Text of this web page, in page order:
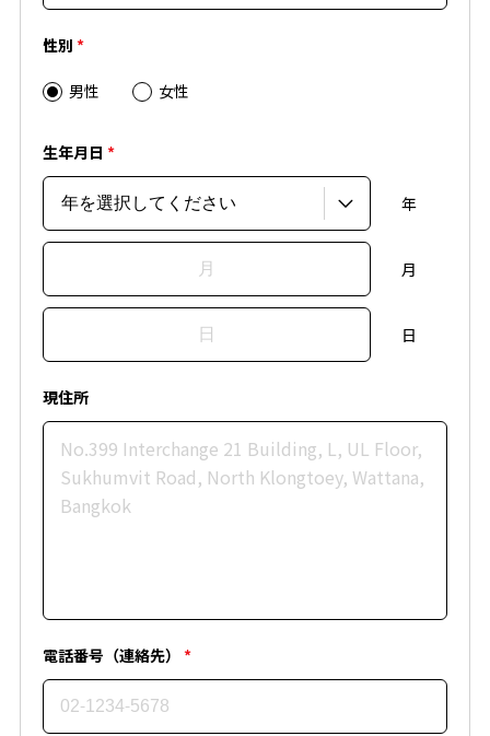
性別 *
男性 女性
生年月日 *
年
月
日
現住所
電話番号（連絡先） *